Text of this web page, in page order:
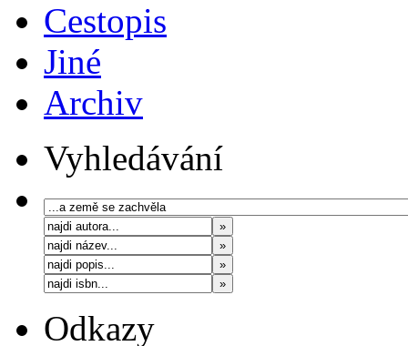
Cestopis
Jiné
Archiv
Vyhledávání
Odkazy